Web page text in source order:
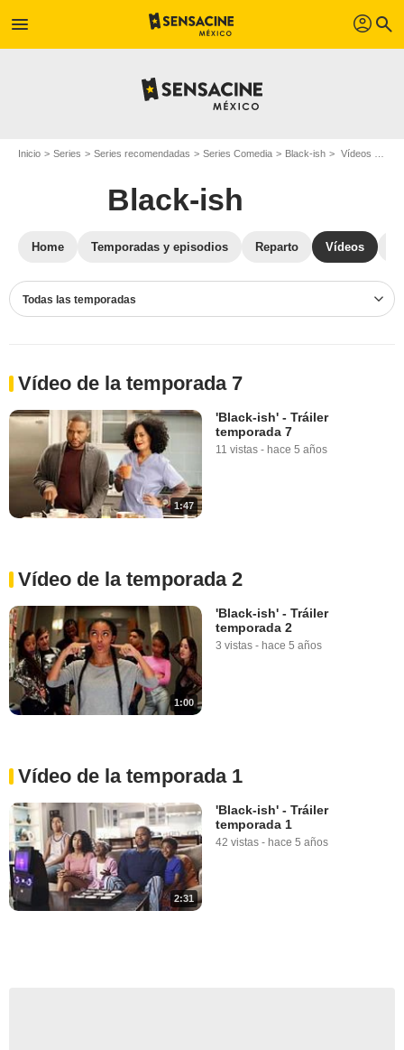
menu profil search
Inicio Series Series recomendadas Series Comedia Black-ish Vídeos Black-ish
Black-ish
Home Temporadas y episodios Reparto Vídeos
Todas las temporadas
Vídeo de la temporada 7
1:47
'Black-ish' - Tráiler
temporada 7
11 vistas - hace 5 años
Vídeo de la temporada 2
1:00
'Black-ish' - Tráiler
temporada 2
3 vistas - hace 5 años
Vídeo de la temporada 1
2:31
'Black-ish' - Tráiler
temporada 1
42 vistas - hace 5 años